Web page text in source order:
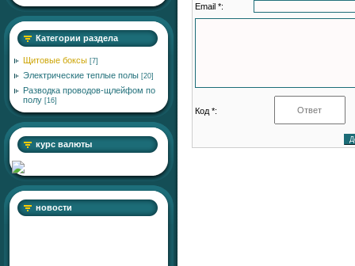
Категории раздела
Щитовые боксы [7]
Электрические теплые полы [20]
Разводка проводов-щлейфом по
полу [16]
курс валюты
новости
Email *:
Код *: